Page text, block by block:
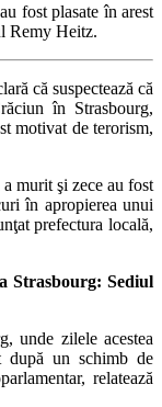
fost plasate în arest
Remy Heitz.
că suspectează că
în Strasbourg,
motivat de terorism,
murit şi zece au fost
în apropierea unui
prefectura locală,
Strasbourg: Sediul
unde zilele acestea
după un schimb de
relatează